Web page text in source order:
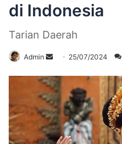
di Indonesia
Tarian Daerah
Admin
Send
email
25/07/2024